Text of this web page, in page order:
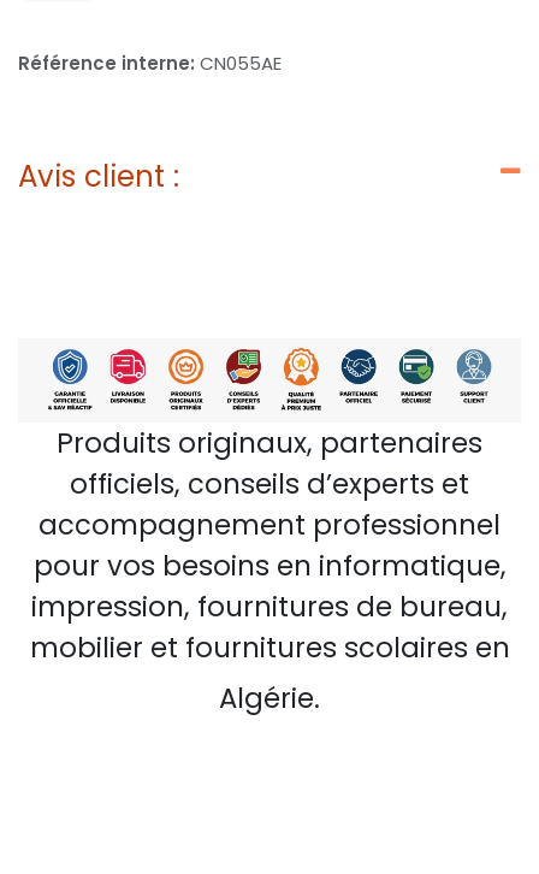
Référence interne: CN055AE
Avis client :
Produits originaux, partenaires
officiels, conseils d’experts et
accompagnement professionnel
pour vos besoins en informatique,
impression, fournitures de bureau,
mobilier et fournitures scolaires en
Algérie.